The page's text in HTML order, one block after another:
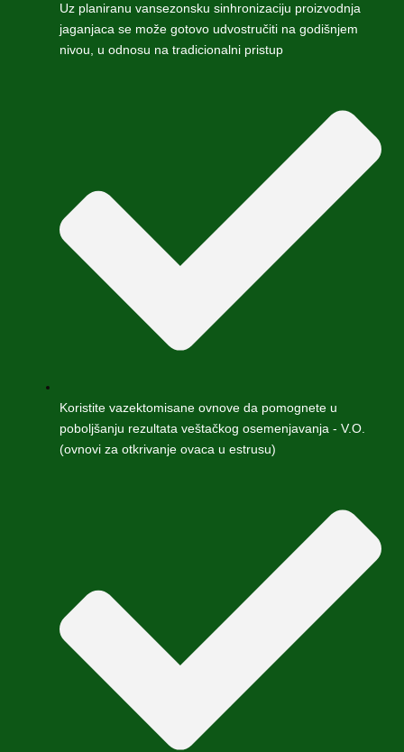
Uz planiranu vansezonsku sinhronizaciju proizvodnja
jaganjaca se može gotovo udvostručiti na godišnjem
nivou, u odnosu na tradicionalni pristup
Koristite vazektomisane ovnove da pomognete u
poboljšanju rezultata veštačkog osemenjavanja - V.O.
(ovnovi za otkrivanje ovaca u estrusu)